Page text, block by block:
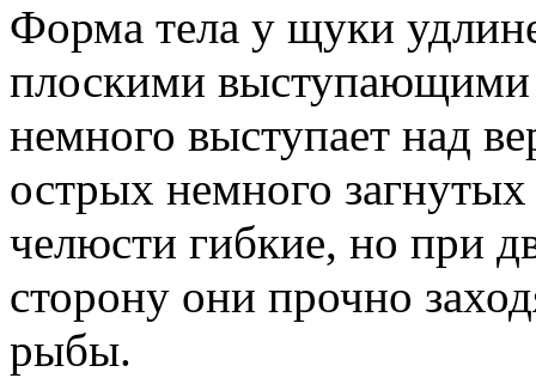
Форма тела у щуки
плоскими
немного выступает над
острых немного
челюсти гибкие, но при
сторону они прочно
рыбы.